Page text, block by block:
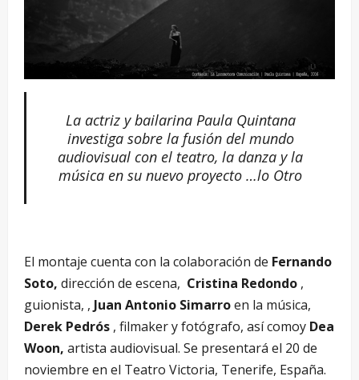
La actriz y bailarina Paula Quintana
investiga sobre la fusión del mundo
audiovisual con el teatro, la danza y la
música en su nuevo proyecto …lo Otro
El montaje cuenta con la colaboración de Fernando
Soto, dirección de escena, Cristina Redondo ,
guionista, , Juan Antonio Simarroen la música,
Derek Pedrós , filmaker y fotógrafo, así comoy Dea
Woon, artista audiovisual. Se presentará el 20 de
noviembre en el Teatro Victoria, Tenerife, España.